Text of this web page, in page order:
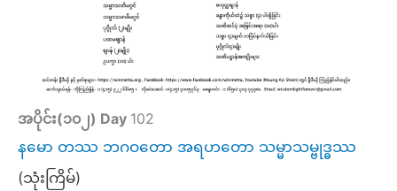
အပိုင်း(၁၀၂) Day 102
နမော တဿ ဘဂဝတော အရဟတော သမ္မာသမ္ဗုဒ္ဓဿ
(သုံးကြိမ်)